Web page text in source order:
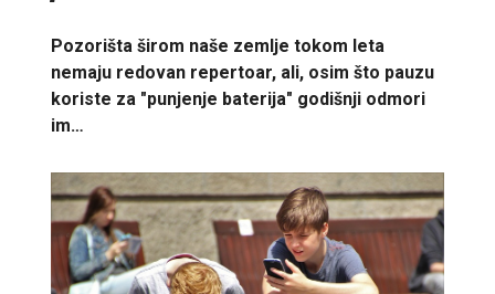
Pozorišta širom naše zemlje tokom leta
nemaju redovan repertoar, ali, osim što pauzu
koriste za "punjenje baterija" godišnji odmori
im…